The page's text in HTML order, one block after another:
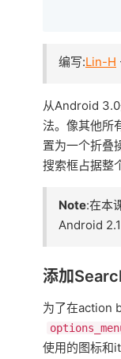
编写:Lin-H
从Android
法。像其他所
置为一个折叠
搜索框占据整
Note:在本
Android
添加
为了在action
使用的图标和